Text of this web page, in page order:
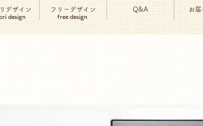
デザイン フリーデザイン Q&A お
design free design